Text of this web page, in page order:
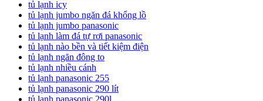
tủ lạnh icy
tủ lạnh jumbo ngăn đá khổng lồ
tủ lạnh jumbo panasonic
tủ lạnh làm đá tự rơi panasonic
tủ lạnh nào bền và tiết kiệm điện
tủ lạnh ngăn đông to
tủ lạnh nhiều cánh
tủ lạnh panasonic 255
tủ lạnh panasonic 290 lít
tủ lạnh panasonic 290l